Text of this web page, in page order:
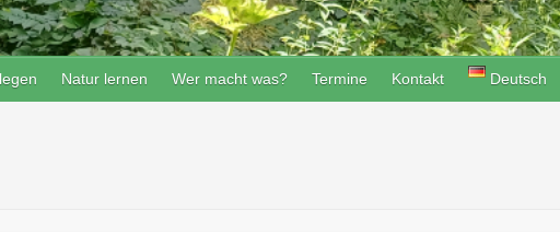
Natur lernen Wer macht was? Termine Kontakt Deutsch